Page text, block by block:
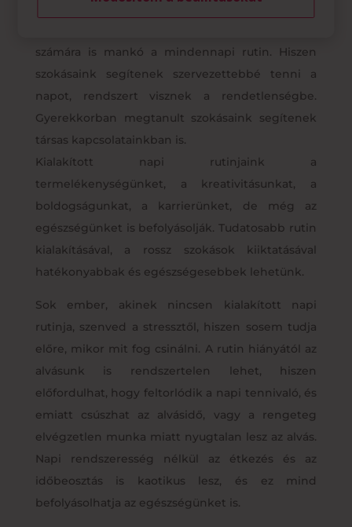
számára is mankó a mindennapi rutin. Hiszen
szokásaink segítenek szervezettebbé tenni a
napot, rendszert visznek a rendetlenségbe.
Gyerekkorban megtanult szokásaink segítenek
társas kapcsolatainkban is.
Kialakított napi rutinjaink a
termelékenységünket, a kreativitásunkat, a
boldogságunkat, a karrierünket, de még az
egészségünket is befolyásolják. Tudatosabb rutin
kialakításával, a rossz szokások kiiktatásával
hatékonyabbak és egészségesebbek lehetünk.
Sok ember, akinek nincsen kialakított napi
rutinja, szenved a stressztől, hiszen sosem tudja
előre, mikor mit fog csinálni. A rutin hiányától az
alvásunk is rendszertelen lehet, hiszen
előfordulhat, hogy feltorlódik a napi tennivaló, és
emiatt csúszhat az alvásidő, vagy a rengeteg
elvégzetlen munka miatt nyugtalan lesz az alvás.
Napi rendszeresség nélkül az étkezés és az
időbeosztás is kaotikus lesz, és ez mind
befolyásolhatja az egészségünket is.